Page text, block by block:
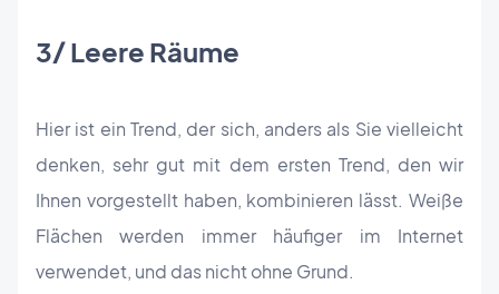
3/ Leere Räume
Hier ist ein Trend, der sich, anders als Sie vielleicht
denken, sehr gut mit dem ersten Trend, den wir
Ihnen vorgestellt haben, kombinieren lässt. Weiße
Flächen werden immer häufiger im Internet
verwendet, und das nicht ohne Grund.